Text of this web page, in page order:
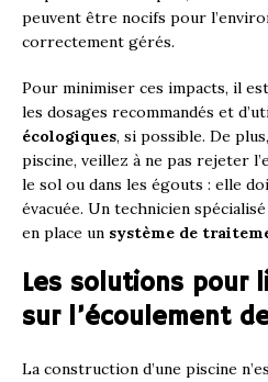
peuvent être nocifs pour
correctement gérés.
Pour minimiser ces impacts, il
les dosages recommandés et
écologiques, si possible. De
piscine, veillez à ne pas rejeter
le sol ou dans les égouts : elle
évacuée. Un technicien
en place un système de
Les solutions pour
sur l’écoulement
La construction d’une piscine